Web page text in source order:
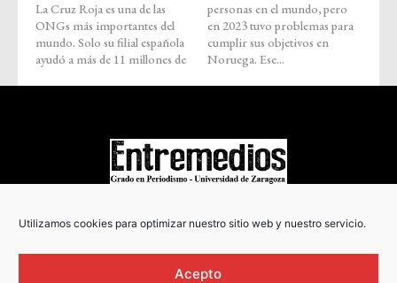
Utilizamos cookies para optimizar nuestro sitio web y nuestro servicio.
Acepto
La Cruz Roja es una de las
ONGs más importantes del
mundo. Solo su filial española
ayudó a más de 11 millones de
personas en el mundo, pero
en 2023 tuvo problemas para
cumplir sus objetivos en
Noruega. Ese...